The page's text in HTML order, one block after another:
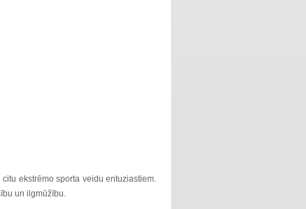
ekstrēmo sporta veidu entuziastiem.
un ilgmūžību.